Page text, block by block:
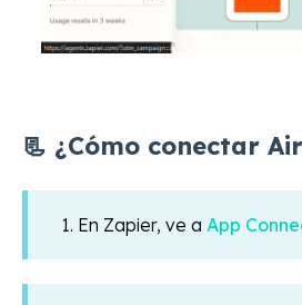
📃 ¿Cómo conectar
1. En Zapier, ve a App